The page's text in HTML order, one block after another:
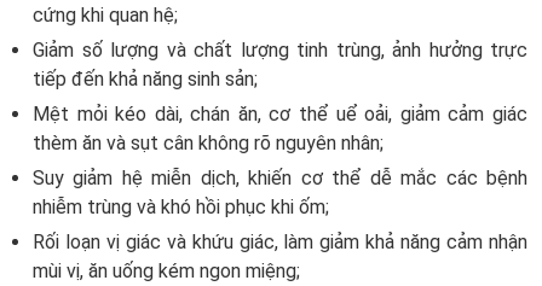
cứng khi quan hệ;
Giảm số lượng và chất lượng tinh trùng, ảnh hưởng trực
tiếp đến khả năng sinh sản;
Mệt mỏi kéo dài, chán ăn, cơ thể uể oải, giảm cảm giác
thèm ăn và sụt cân không rõ nguyên nhân;
Suy giảm hệ miễn dịch, khiến cơ thể dễ mắc các bệnh
nhiễm trùng và khó hồi phục khi ốm;
Rối loạn vị giác và khứu giác, làm giảm khả năng cảm nhận
mùi vị, ăn uống kém ngon miệng;